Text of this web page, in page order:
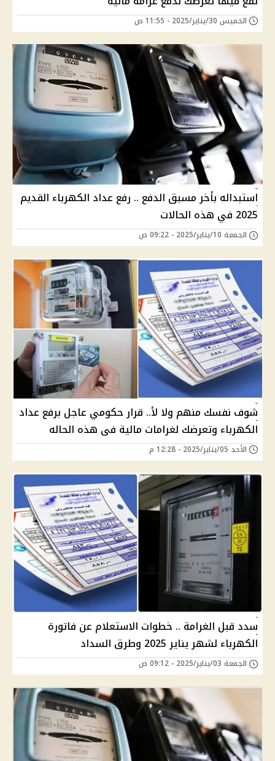
الخميس 30/يناير/2025 - 11:55 ص
استبداله بأخر مسبق الدفع .. رفع عداد الكهرباء القديم
2025 في هذه الحالات
الجمعة 10/يناير/2025 - 09:22 ص
شوف نفسك منهم ولا لأ.. قرار حكومي عاجل برفع عداد
الكهرباء وتعرضك لغرامات مالية فى هذه الحاله
الأحد 05/يناير/2025 - 12:28 م
سدد قبل الغرامة .. خطوات الاستعلام عن فاتورة
الكهرباء لشهر يناير 2025 وطرق السداد
الجمعة 03/يناير/2025 - 09:12 ص